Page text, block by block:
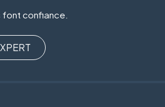
font confiance.